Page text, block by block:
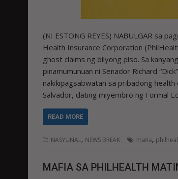
(NI ESTONG REYES) NABULGAR sa
Health Insurance Corporation
ghost claims ng bilyong piso. Sa
pinamumunuan ni Senador Richard
nakikipagsabwatan sa pribadong
Salvador, dating miyembro ng Formal
READ MORE
NASYUNAL, NEWS BREAK mafia,
MAFIA SA PHILHEALTH